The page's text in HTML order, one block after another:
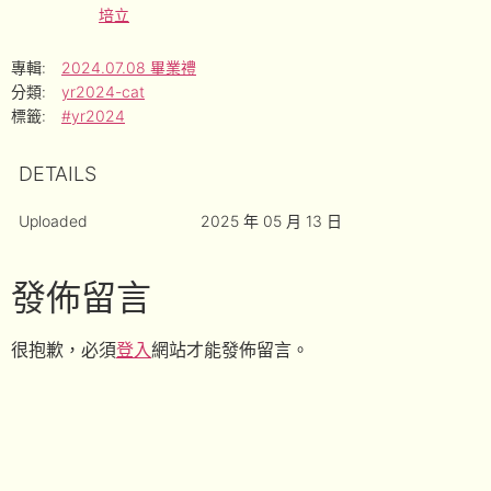
培立
專輯:
2024.07.08 畢業禮
分類:
yr2024-cat
標籤:
#yr2024
DETAILS
Uploaded 2025 年 05 月 13 日
發佈留言
很抱歉，必須登入網站才能發佈留言。